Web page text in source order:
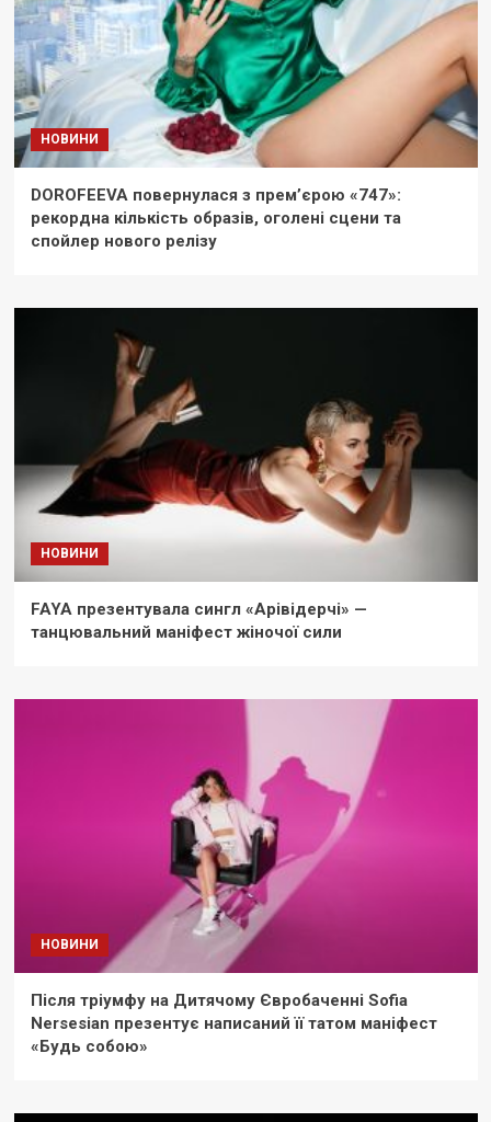
НОВИНИ
DOROFEEVA повернулася з прем’єрою «747»:
рекордна кількість образів, оголені сцени та
спойлер нового релізу
НОВИНИ
FAYA презентувала сингл «Арівідерчі» —
танцювальний маніфест жіночої сили
НОВИНИ
Після тріумфу на Дитячому Євробаченні Sofia
Nersesian презентує написаний її татом маніфест
«Будь собою»